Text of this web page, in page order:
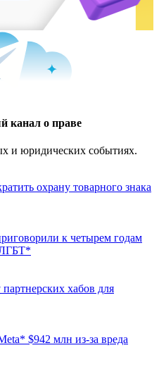
канал о праве
и юридических событиях.
охрану товарного знака
к четырем годам
ЛГБТ*
хабов для
$942 млн из-за вреда